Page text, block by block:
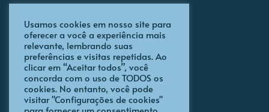
Portfólio
Políticas de Privacidade
Usamos cookies em nosso site para
oferecer a você a experiência mais
relevante, lembrando suas
preferências e visitas repetidas. Ao
clicar em “Aceitar todos”, você
concorda com o uso de TODOS os
cookies. No entanto, você pode
visitar "Configurações de cookies"